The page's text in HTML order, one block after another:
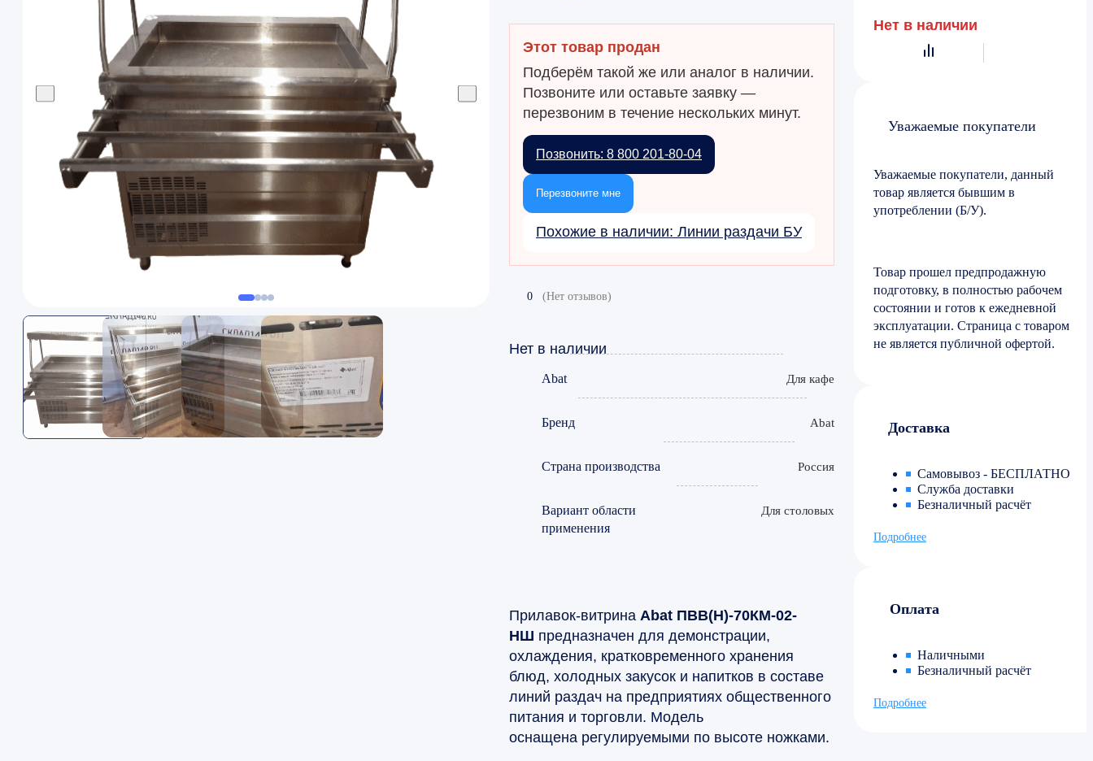
Этот товар продан
Подберём такой же или аналог в наличии.
Позвоните или оставьте заявку —
перезвоним в течение нескольких минут.
Позвонить: 8 800 201-80-04
Перезвоните мне
Похожие в наличии: Линии раздачи БУ
0 (Нет отзывов)
Нет в наличии
Abat Для кафе
Бренд Abat
Страна производства Россия
Вариант области
применения
Для столовых
Прилавок-витрина Abat ПВВ(Н)-70КМ-02-
НШ предназначен для демонстрации,
охлаждения, кратковременного хранения
блюд, холодных закусок и напитков в составе
линий раздач на предприятиях общественного
питания и торговли. Модель
оснащена регулируемыми по высоте ножками.
Нет в наличии
Уважаемые покупатели
Уважаемые покупатели, данный
товар является бывшим в
употреблении (Б/У).
Товар прошел предпродажную
подготовку, в полностью рабочем
состоянии и готов к ежедневной
эксплуатации. Страница с товаром
не является публичной офертой.
Доставка
Самовывоз - БЕСПЛАТНО
Служба доставки
Безналичный расчёт
Подробнее
Оплата
Наличными
Безналичный расчёт
Подробнее